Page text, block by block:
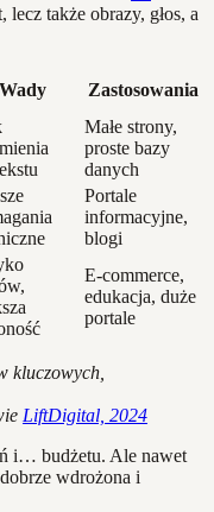
także obrazy, głos, a
Wady Zastosowania
Małe strony,
proste bazy
danych
Portale
informacyjne,
blogi
E-commerce,
edukacja, duże
portale
kluczowych,
LiftDigital, 2024
i… budżetu. Ale nawet
wdrożona i